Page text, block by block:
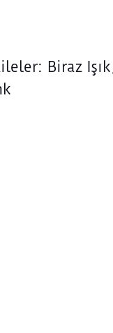
Biraz